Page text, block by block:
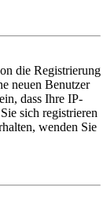
die Registrierung
neuen Benutzer
dass Ihre IP-
sich registrieren
wenden Sie